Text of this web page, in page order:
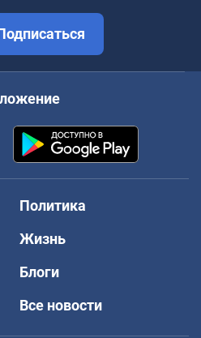
Политика
Жизнь
Блоги
Все новости